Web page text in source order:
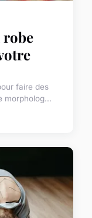
robe
faire des
morpholog...